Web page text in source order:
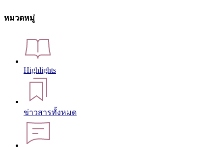
หมวดหมู่
Highlights
ข่าวสารทั้งหมด